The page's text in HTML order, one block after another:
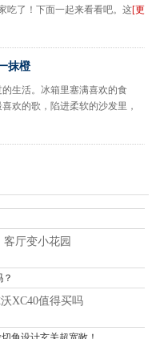
吃了！下面一起来看看吧。这[更
抹橙
生活。冰箱里塞满喜欢的食
欢的歌，陷进柔软的沙发里，
客厅变小花园
XC40值得买吗